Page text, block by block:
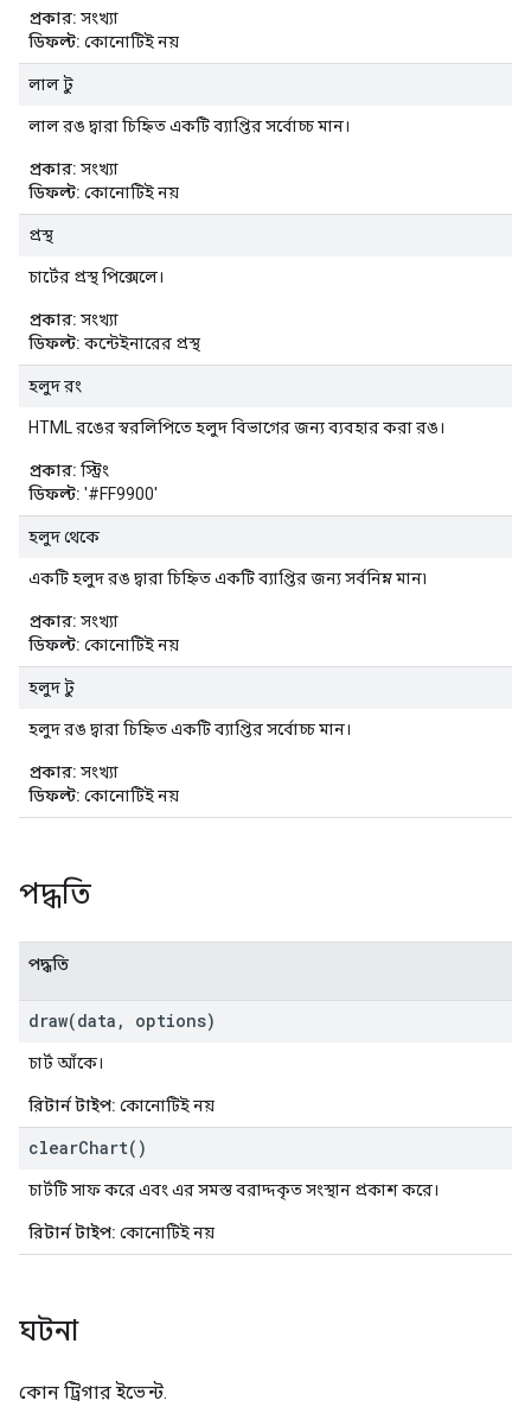
প্রকার: সংখ্যা
ডিফল্ট: কোনোটিই নয়
লাল টু
লাল রঙ দ্বারা চিহ্নিত একটি ব্যাপ্তির সর্বোচ্চ মান।
প্রকার: সংখ্যা
ডিফল্ট: কোনোটিই নয়
প্রস্থ
চার্টের প্রস্থ পিক্সেলে।
প্রকার: সংখ্যা
ডিফল্ট: কন্টেইনারের প্রস্থ
হলুদ রং
HTML রঙের স্বরলিপিতে হলুদ বিভাগের জন্য ব্যবহার করা রঙ।
প্রকার: স্ট্রিং
ডিফল্ট: '#FF9900'
হলুদ থেকে
একটি হলুদ রঙ দ্বারা চিহ্নিত একটি ব্যাপ্তির জন্য সর্বনিম্ন মান৷
প্রকার: সংখ্যা
ডিফল্ট: কোনোটিই নয়
হলুদ টু
হলুদ রঙ দ্বারা চিহ্নিত একটি ব্যাপ্তির সর্বোচ্চ মান।
প্রকার: সংখ্যা
ডিফল্ট: কোনোটিই নয়
পদ্ধতি
পদ্ধতি
draw(data , options)
চার্ট আঁকে।
রিটার্ন টাইপ: কোনোটিই নয়
clearChart( )
চার্টটি সাফ করে এবং এর সমস্ত বরাদ্দকৃত সংস্থান প্রকাশ করে।
রিটার্ন টাইপ: কোনোটিই নয়
ঘটনা
কোন ট্রিগার ইভেন্ট.